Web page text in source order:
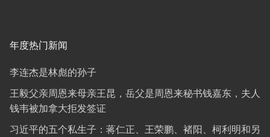
年度热门新闻
李连杰是林彪的孙子
王毅父亲周恩来母亲王昆，岳父是周恩来秘书钱嘉东，夫人
钱韦被加拿大拒发签证
习近平的五个私生子：蒋仁正、王荣鹏、褚阳、柯利明和另